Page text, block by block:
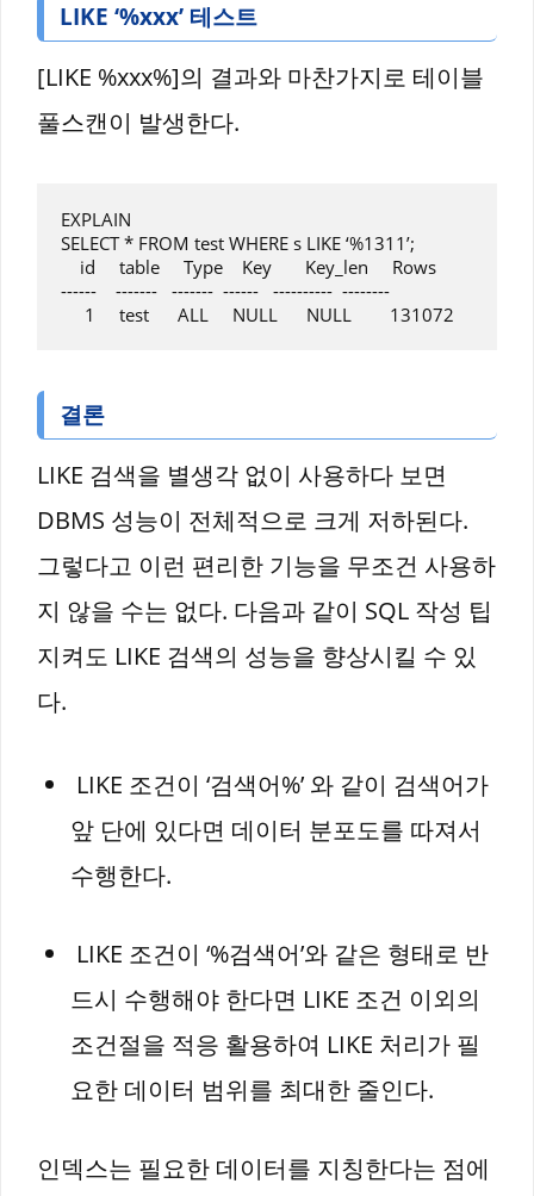
LIKE ‘%xxx’ 테스트
[LIKE %xxx%]의 결과와 마찬가지로 테이블
풀스캔이 발생한다.
EXPLAIN
SELECT * FROM test WHERE s LIKE ‘%1311’;
------    -------   -------  ------   ----------  --------
결론
LIKE 검색을 별생각 없이 사용하다 보면
DBMS 성능이 전체적으로 크게 저하된다.
그렇다고 이런 편리한 기능을 무조건 사용하
지 않을 수는 없다. 다음과 같이 SQL 작성 팁
지켜도 LIKE 검색의 성능을 향상시킬 수 있
다.
LIKE 조건이 ‘검색어%’ 와 같이 검색어가
앞 단에 있다면 데이터 분포도를 따져서
수행한다.
LIKE 조건이 ‘%검색어’와 같은 형태로 반
드시 수행해야 한다면 LIKE 조건 이외의
조건절을 적응 활용하여 LIKE 처리가 필
요한 데이터 범위를 최대한 줄인다.
인덱스는 필요한 데이터를 지칭한다는 점에